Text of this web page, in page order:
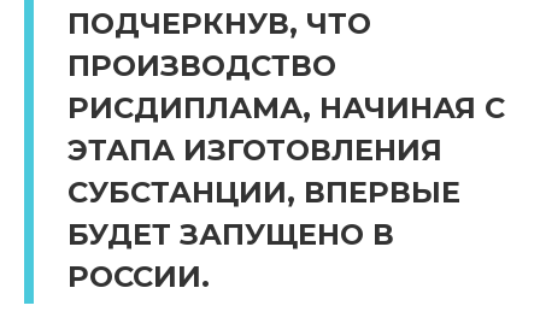
ПОДЧЕРКНУВ, ЧТО
ПРОИЗВОДСТВО
РИСДИПЛАМА, НАЧИНАЯ С
ЭТАПА ИЗГОТОВЛЕНИЯ
СУБСТАНЦИИ, ВПЕРВЫЕ
БУДЕТ ЗАПУЩЕНО В
РОССИИ.